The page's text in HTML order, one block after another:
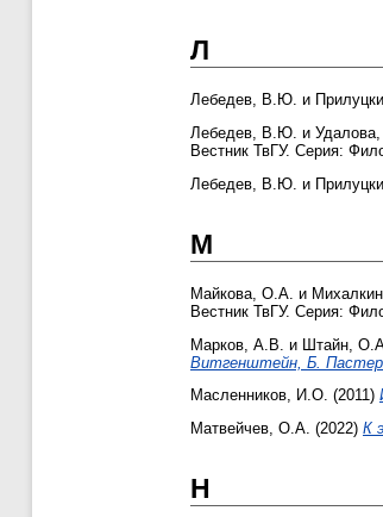
Л
Лебедев, В.Ю. и
Лебедев, В.Ю. и
Вестник ТвГУ. Серия:
Лебедев, В.Ю. и
М
Майкова, О.А. и
Вестник ТвГУ. Серия:
Марков, А.В. и Штайн,
Витгенштейн, Б.
Масленников, И.О. (2011)
Матвейчев, О.А. (2022) К
Н